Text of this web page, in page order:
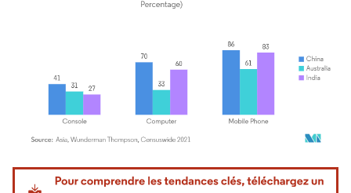
Image © Mordor Intelligence. La réutilisation nécessite une attribution sous CC BY